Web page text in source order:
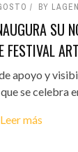
BY
SU
FESTIVAL
apoyo y
que se celebra
Leer más